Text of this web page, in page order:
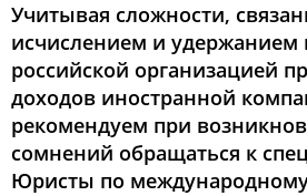
Учитывая сложности,
исчислением и удержанием
российской организацией
доходов иностранной
рекомендуем при
сомнений обращаться к
Юристы по